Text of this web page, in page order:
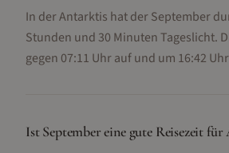
In der Antarktis hat der September
Stunden und 30 Minuten Tageslicht.
gegen 07:11 Uhr auf und um 16:42
Ist September eine gute Reisezeit